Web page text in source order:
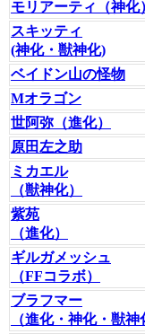
モリアーティ（神化
スキッティ
(神化・獣神化)
ベイドン山の怪物
Mオラゴン
世阿弥（進化）
原田左之助
ミカエル
（獣神化）
紫苑
（進化）
ギルガメッシュ
（FFコラボ）
ブラフマー
（進化・神化・獣神